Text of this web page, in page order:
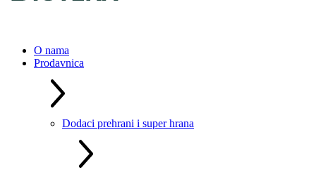
O nama
Prodavnica
Dodaci prehrani i super hrana